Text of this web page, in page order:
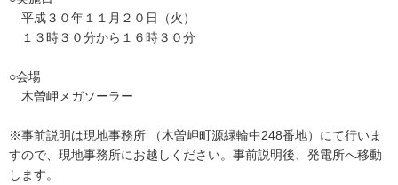
平成３０年１１月２０日（火）
１３時３０分から１６時３０分
○会場
木曽岬メガソーラー
※事前説明は現地事務所 （木曽岬町源緑輪中248番地）にて行いま
すので、現地事務所にお越しください。事前説明後、発電所へ移動
します。